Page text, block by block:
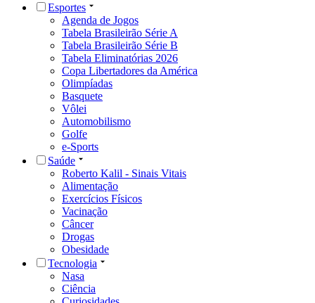
Esportes
Agenda de Jogos
Tabela Brasileirão Série A
Tabela Brasileirão Série B
Tabela Eliminatórias 2026
Copa Libertadores da América
Olimpíadas
Basquete
Vôlei
Automobilismo
Golfe
e-Sports
Saúde
Roberto Kalil - Sinais Vitais
Alimentação
Exercícios Físicos
Vacinação
Câncer
Drogas
Obesidade
Tecnologia
Nasa
Ciência